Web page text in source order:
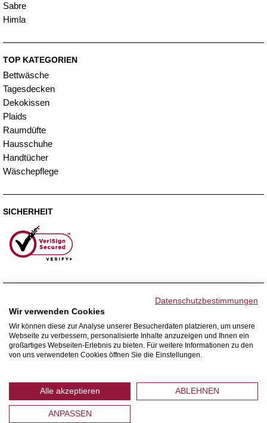
Sabre
Himla
TOP KATEGORIEN
Bettwäsche
Tagesdecken
Dekokissen
Plaids
Raumdüfte
Hausschuhe
Handtücher
Wäschepflege
SICHERHEIT
WIR VERSENDEN MIT
Datenschutzbestimmungen
Wir verwenden Cookies
Wir können diese zur Analyse unserer Besucherdaten platzieren, um unsere
Webseite zu verbessern, personalisierte Inhalte anzuzeigen und Ihnen ein
großartiges Webseiten-Erlebnis zu bieten. Für weitere Informationen zu den
von uns verwendeten Cookies öffnen Sie die Einstellungen.
Alle akzeptieren ABLEHNEN
ANPASSEN